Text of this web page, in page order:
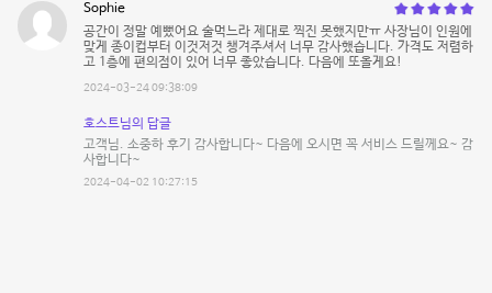
Sophie
공간이 정말 예뻤어요 술먹느라 제대로 찍진 못했지만ㅠ 사장님이 인원에
맞게 종이컵부터 이것저것 챙겨주셔서 너무 감사했습니다. 가격도 저렴하
고 1층에 편의점이 있어 너무 좋았습니다. 다음에 또올게요!
2024-03-24 09:38:09
호스트님의 답글
고객님. 소중하 후기 감사합니다~ 다음에 오시면 꼭 서비스 드릴께요~ 감
사합니다~
2024-04-02 10:27:15